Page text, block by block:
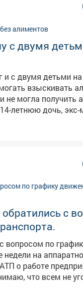
с двумя
с двумя детьми на
взыскивать
не могла получить
летнюю дочь,
мер, сообщает в
В результате
лицо
взыскали 315
с
вопросом по
недели на
о работе
что всем не
домов, личные